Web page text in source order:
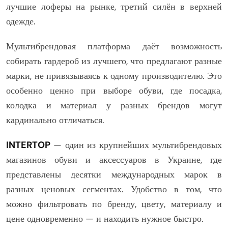
лучшие лоферы на рынке, третий силён в верхней
одежде.
Мультибрендовая платформа даёт возможность
собирать гардероб из лучшего, что предлагают разные
марки, не привязываясь к одному производителю. Это
особенно ценно при выборе обуви, где посадка,
колодка и материал у разных брендов могут
кардинально отличаться.
INTERTOP — один из крупнейших мультибрендовых
магазинов обуви и аксессуаров в Украине, где
представлены десятки международных марок в
разных ценовых сегментах. Удобство в том, что
можно фильтровать по бренду, цвету, материалу и
цене одновременно — и находить нужное быстро.